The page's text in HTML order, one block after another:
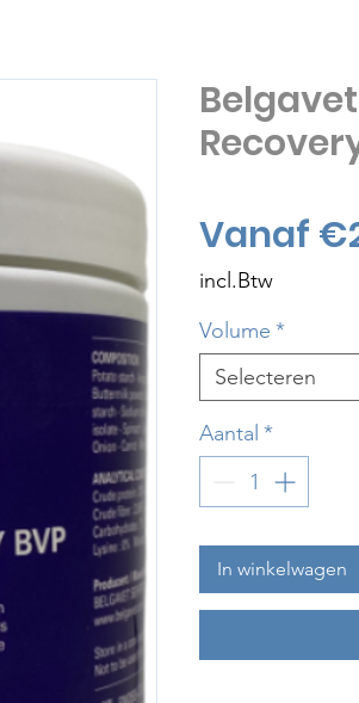
Vanaf
incl.Btw
Volume *
Selecteren
Aantal *
In winkelwagen